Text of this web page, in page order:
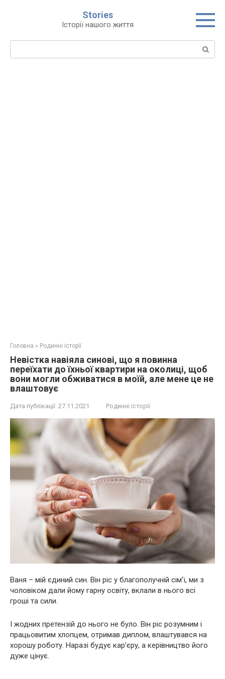
Stories
Історії нашого життя
Пошук:
Головна » Родинні історії
Невістка навіяла синові, що я повинна
переїхати до їхньої квартири на околиці, щоб
вони могли обживатися в моїй, але мене це не
влаштовує
Дата публікації: 27.11.2021 Родинні історії
Ваня – мій єдиний син. Він ріс у благополучній сім’ї, ми з
чоловіком дали йому гарну освіту, вклали в нього всі
гроші та сили.
І жодних претензій до нього не було. Він ріс розумним і
працьовитим хлопцем, отримав диплом, влаштувався на
хорошу роботу. Наразі будує кар’єру, а керівництво його
дуже цінує.